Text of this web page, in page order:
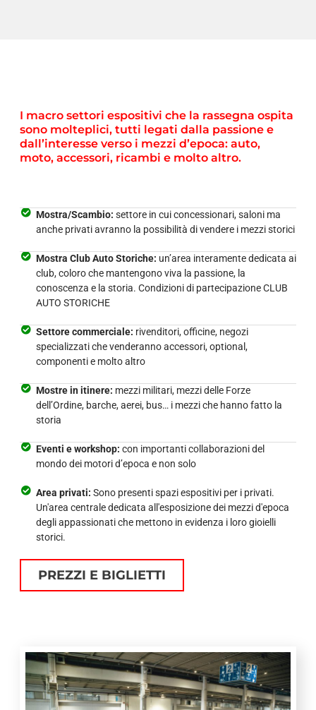
I macro settori espositivi che la rassegna ospita
sono molteplici, tutti legati dalla passione e
dall’interesse verso i mezzi d’epoca: auto,
moto, accessori, ricambi e molto altro.
Mostra/Scambio: settore in cui concessionari, saloni ma
anche privati avranno la possibilità di vendere i mezzi storici
Mostra Club Auto Storiche: un’area interamente dedicata ai
club, coloro che mantengono viva la passione, la
conoscenza e la storia. Condizioni di partecipazione CLUB
AUTO STORICHE
Settore commerciale: rivenditori, officine, negozi
specializzati che venderanno accessori, optional,
componenti e molto altro
Mostre in itinere: mezzi militari, mezzi delle Forze
dell’Ordine, barche, aerei, bus… i mezzi che hanno fatto la
storia
Eventi e workshop: con importanti collaborazioni del
mondo dei motori d’epoca e non solo
Area privati: Sono presenti spazi espositivi per i privati.
Un'area centrale dedicata all'esposizione dei mezzi d'epoca
degli appassionati che mettono in evidenza i loro gioielli
storici.
PREZZI E BIGLIETTI